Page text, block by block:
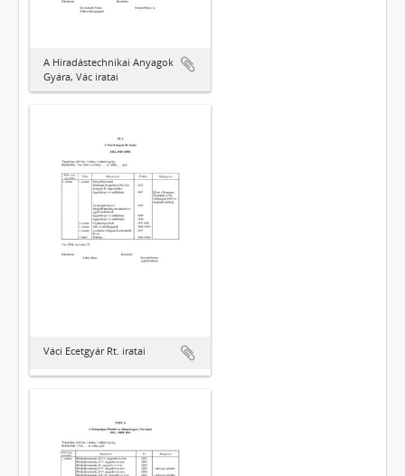
A Híradástechnikai Anyagok
Gyára, Vác iratai
Váci Ecetgyár Rt. iratai